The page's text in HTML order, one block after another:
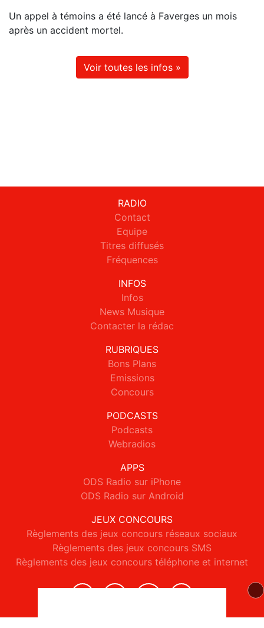
Un appel à témoins a été lancé à Faverges un mois
après un accident mortel.
Voir toutes les infos »
RADIO
Contact
Equipe
Titres diffusés
Fréquences
INFOS
Infos
News Musique
Contacter la rédac
RUBRIQUES
Bons Plans
Emissions
Concours
PODCASTS
Podcasts
Webradios
APPS
ODS Radio sur iPhone
ODS Radio sur Android
JEUX CONCOURS
Règlements des jeux concours réseaux sociaux
Règlements des jeux concours SMS
Règlements des jeux concours téléphone et internet